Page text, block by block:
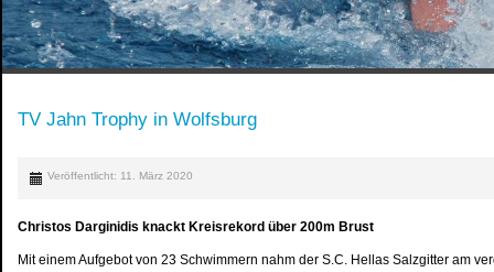
TV Jahn Trophy in Wolfsburg
Veröffentlicht: 11. März 2020
Christos Darginidis knackt Kreisrekord über 200m Brust
Mit einem Aufgebot von 23 Schwimmern nahm der S.C. Hellas Salzgitter am